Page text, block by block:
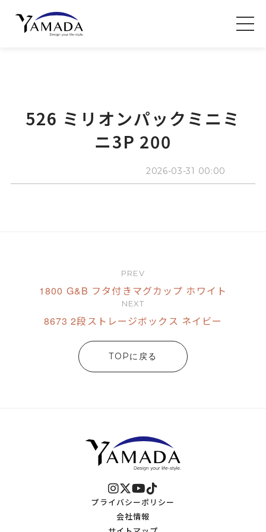
526 ミリオンパックミニミ
ニ3P 200
2026-03-31 00:00
PREV
1800 G&B フタ付きマグカップ ホワイト
NEXT
8673 2段ストレージボックス ネイビー
TOPに戻る
プライバシーポリシー
会社情報